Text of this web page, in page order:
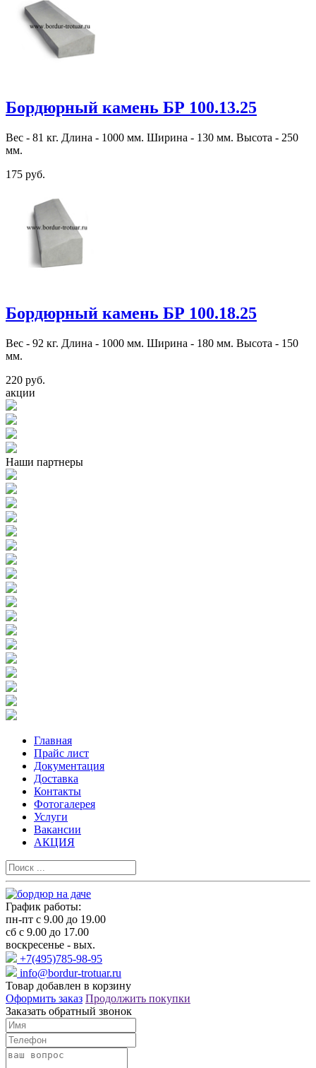
Бордюрный камень БР 100.13.25
Вес - 81 кг. Длина - 1000 мм. Ширина - 130 мм. Высота - 250
мм.
175 руб.
Бордюрный камень БР 100.18.25
Вес - 92 кг. Длина - 1000 мм. Ширина - 180 мм. Высота - 150
мм.
220 руб.
акции
Наши партнеры
Главная
Прайс лист
Документация
Доставка
Контакты
Фотогалерея
Услуги
Вакансии
АКЦИЯ
График работы:
пн-пт с 9.00 до 19.00
сб с 9.00 до 17.00
воскресенье - вых.
+7(495)785-98-95
info@bordur-trotuar.ru
Товар добавлен в корзину
Оформить заказ Продолжить покупки
Заказать обратный звонок